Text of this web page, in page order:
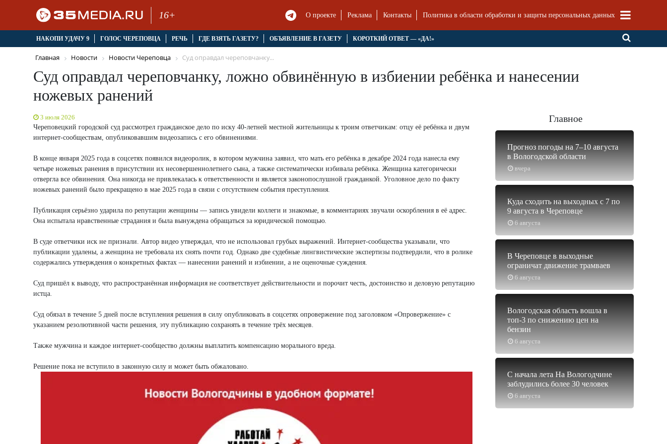
16+ О проекте Реклама Контакты Политика в области обработки и защиты персональных данных
НАКОПИ УДАЧУ 9 ГОЛОС ЧЕРЕПОВЦА РЕЧЬ ГДЕ ВЗЯТЬ ГАЗЕТУ? ОБЪЯВЛЕНИЕ В ГАЗЕТУ КОРОТКИЙ ОТВЕТ — «ДА!»
Главная Новости Новости Череповца Суд оправдал череповчанку...
Суд оправдал череповчанку, ложно обвинённую в избиении ребёнка и нанесении
ножевых ранений
3 июля 2026
Череповецкий городской суд рассмотрел гражданское дело по иску 40-летней местной жительницы к троим ответчикам: отцу её ребёнка и двум
интернет-сообществам, опубликовавшим видеозапись с его обвинениями.
В конце января 2025 года в соцсетях появился видеоролик, в котором мужчина заявил, что мать его ребёнка в декабре 2024 года нанесла ему
четыре ножевых ранения в присутствии их несовершеннолетнего сына, а также систематически избивала ребёнка. Женщина категорически
отвергла все обвинения. Она никогда не привлекалась к ответственности и является законопослушной гражданкой. Уголовное дело по факту
ножевых ранений было прекращено в мае 2025 года в связи с отсутствием события преступления.
Публикация серьёзно ударила по репутации женщины — запись увидели коллеги и знакомые, в комментариях звучали оскорбления в её адрес.
Она испытала нравственные страдания и была вынуждена обращаться за юридической помощью.
В суде ответчики иск не признали. Автор видео утверждал, что не использовал грубых выражений. Интернет-сообщества указывали, что
публикации удалены, а женщина не требовала их снять почти год. Однако две судебные лингвистические экспертизы подтвердили, что в ролике
содержались утверждения о конкретных фактах — нанесении ранений и избиении, а не оценочные суждения.
Суд пришёл к выводу, что распространённая информация не соответствует действительности и порочит честь, достоинство и деловую репутацию
истца.
Суд обязал в течение 5 дней после вступления решения в силу опубликовать в соцсетях опровержение под заголовком «Опровержение» с
указанием резолютивной части решения, эту публикацию сохранять в течение трёх месяцев.
Также мужчина и каждое интернет-сообщество должны выплатить компенсацию морального вреда.
Решение пока не вступило в законную силу и может быть обжаловано.
Главное
вчера
Прогноз погоды на 7–10 августа
в Вологодской области
6 августа
Куда сходить на выходных с 7 по
9 августа в Череповце
6 августа
В Череповце в выходные
ограничат движение трамваев
6 августа
Вологодская область вошла в
топ-3 по снижению цен на
бензин
6 августа
С начала лета На Вологодчине
заблудились более 30 человек